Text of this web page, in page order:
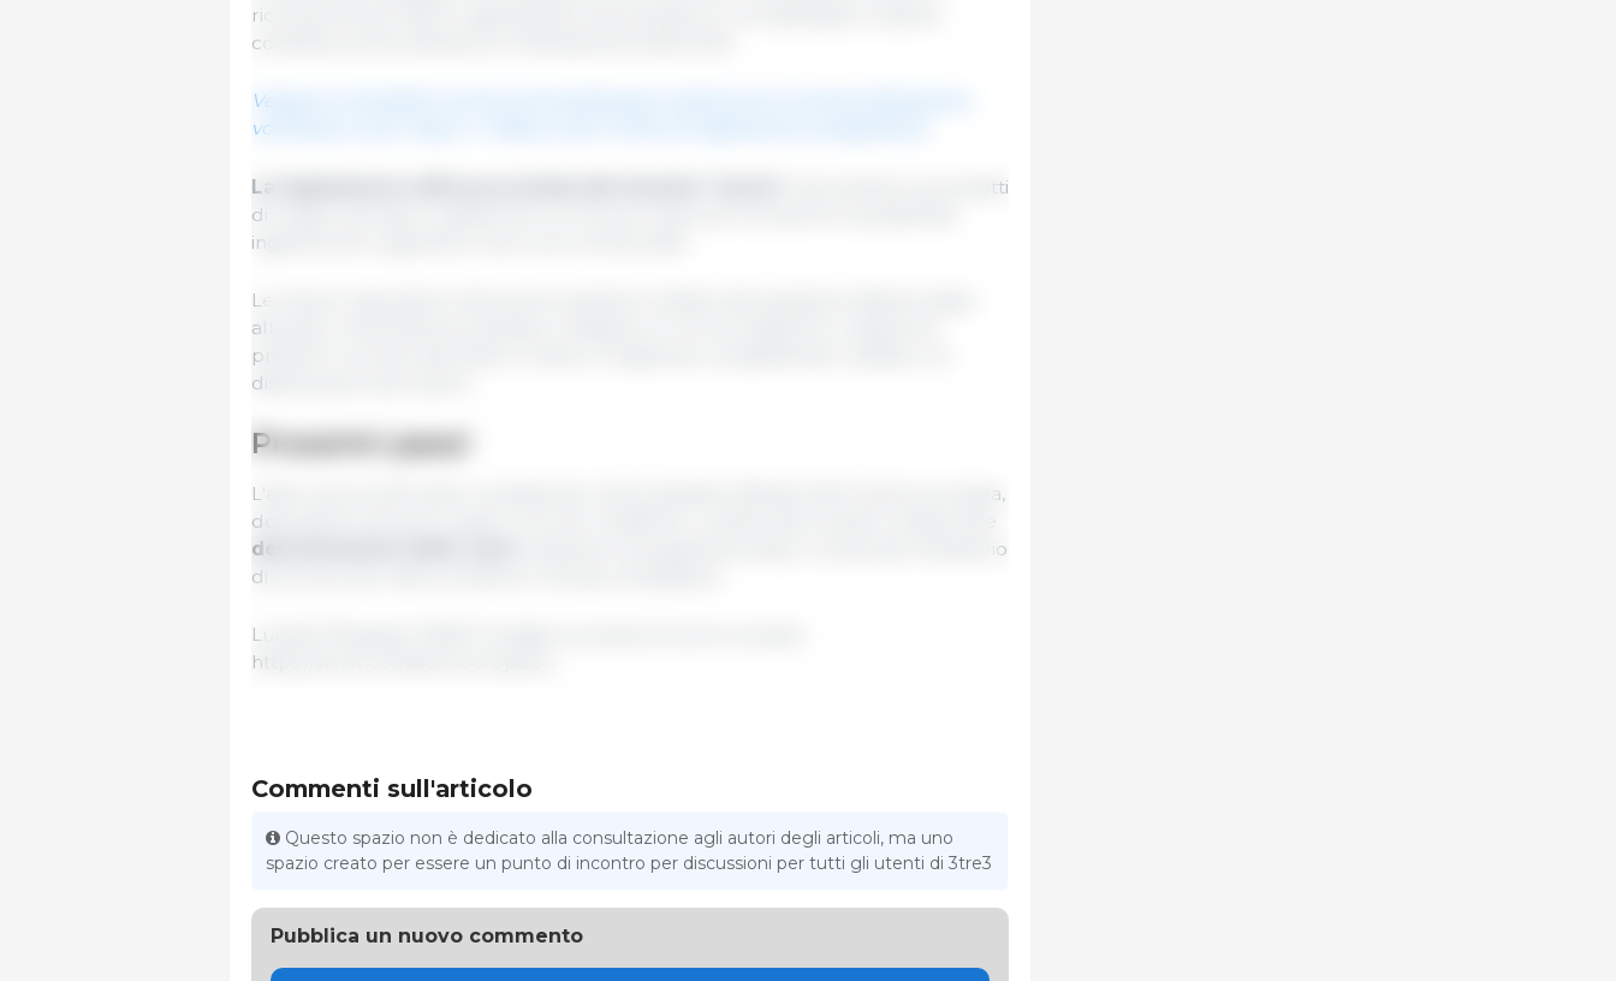
riconoscimento delle organizzazioni di produttori e ne sostengono l'azione
collettiva, anche attraverso i finanziamenti della PAC.
Vengono introdotte norme armonizzate per le diciture di commercializzazione
volontarie come "equo" e "filiera corta" al fine di migliorarne la trasparenza.
La legislazione rafforza la tutela del termine "carne",
riservandolo ai prodotti
di origine animale e stabilendo norme più chiare per prevenire la pubblicità
ingannevole e garantire una concorrenza leale.
Le misure rispondono alle preoccupazioni relative alla posizione debole degli
allevatori nella filiera produttiva. Integrano le norme esistenti in materia di
pratiche commerciali sleali e mirano a migliorare la stabilità del reddito e la
distribuzione del valore.
Prossimi passi
L'atto verrà ora firmato e pubblicato nella Gazzetta ufficiale dell'Unione europea,
dopodiché entrerà in vigore. Alcune modifiche, in particolare quelle relative alle
denominazioni delle carni
, inizieranno ad applicarsi dopo un periodo transitorio
di tre anni, per dare al settore il tempo di adattarsi.
Lunedì 29 giugno 2026/ Consiglio europeo/Unione europea.
https://www.consilium.europa.eu
Commenti sull'articolo
Questo spazio non è dedicato alla consultazione agli autori degli articoli, ma uno
spazio creato per essere un punto di incontro per discussioni per tutti gli utenti di 3tre3
Pubblica un nuovo commento